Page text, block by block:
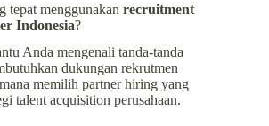
tepat menggunakan recruitment
Indonesia?
Anda mengenali tanda-tanda
dukungan rekrutmen
memilih partner hiring yang
talent acquisition perusahaan.